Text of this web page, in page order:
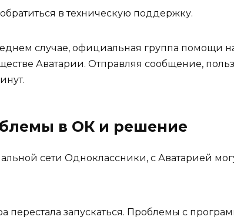
обратиться в техническую поддержку.
случае, официальная группа помощи
Аватарии. Отправляя сообщение,
в ОК и решение
сети Одноклассники, с Аватарией
перестала запускаться. Проблемы с